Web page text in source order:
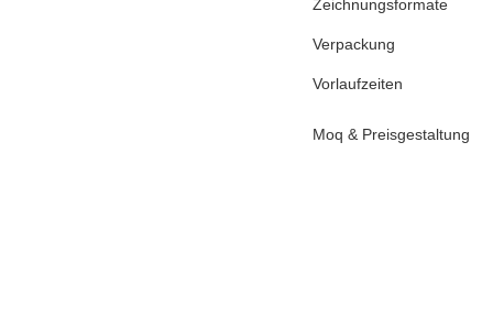
Zeichnungsformate
Verpackung
Vorlaufzeiten
Moq & Preisgestaltung